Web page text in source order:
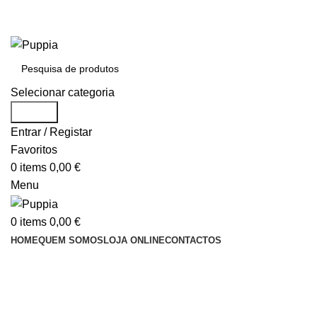
Selecionar categoria
Entrar / Registar
Favoritos
0 items 0,00 €
Menu
0 items 0,00 €
HOMEQUEM SOMOSLOJA ONLINECONTACTOS